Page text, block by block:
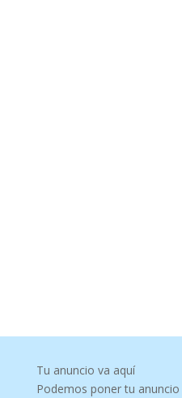
Tu anuncio va aquí
Podemos poner tu